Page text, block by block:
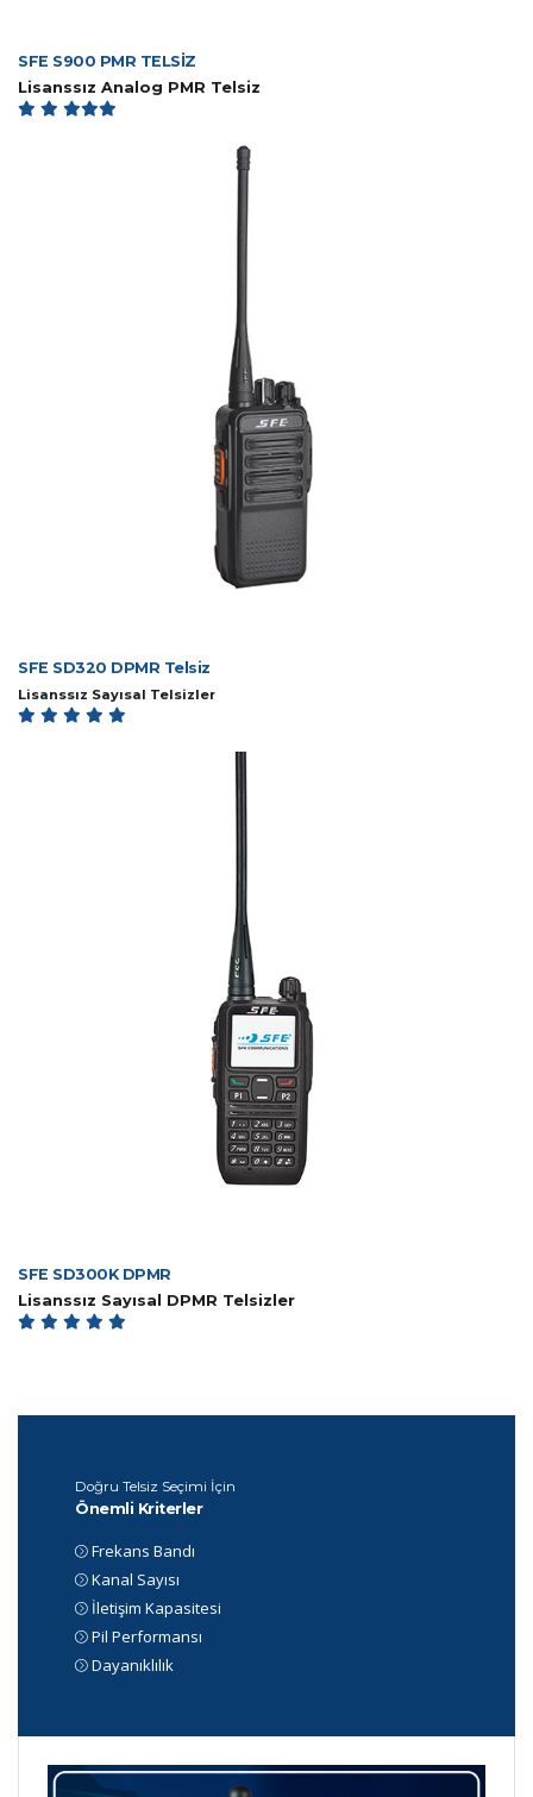
Doğru Telsiz Seçimi İçin
Önemli Kriterler
Frekans Bandı
Kanal Sayısı
İletişim Kapasitesi
Pil Performansı
Dayanıklılık
SFE S900 PMR TELSİZ
Lisanssız Analog PMR Telsiz
SFE SD320 DPMR Telsiz
Lisanssız Sayısal Telsizler
SFE SD300K DPMR
Lisanssız Sayısal DPMR Telsizler